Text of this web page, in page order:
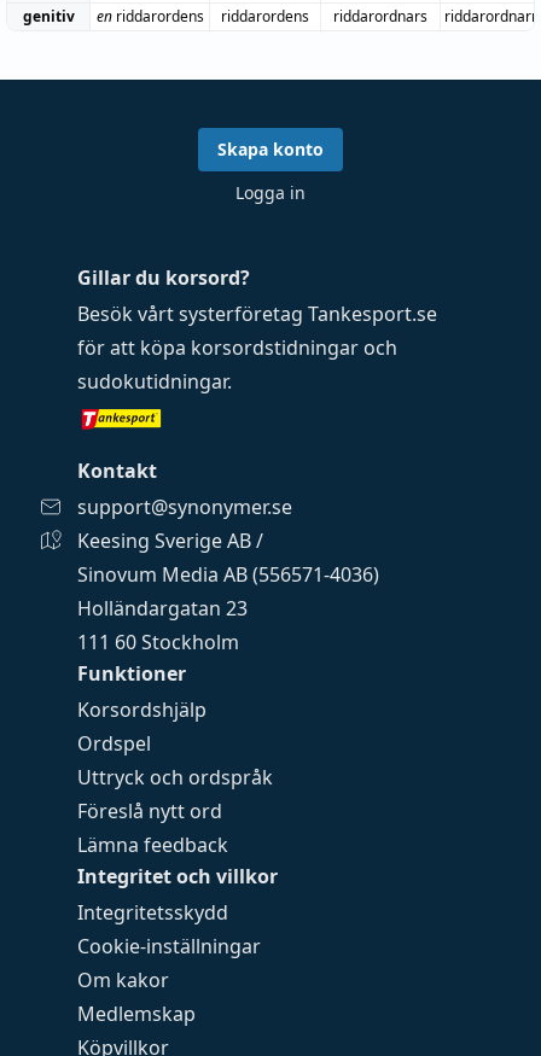
genitiv
enriddarordens riddarordens riddarordnars
Funktioner
Korsordshjälp
Ordspel
Uttryck och ordspråk
Föreslå nytt ord
Lämna feedback
Integritet och villkor
Integritetsskydd
Cookie-inställningar
Om kakor
Medlemskap
Köpvillkor
Gillar du korsord?
Besök vårt systerföretag Tankesport.se
för att köpa korsordstidningar och
sudokutidningar.
Kontakt
support@synonymer.se
Keesing Sverige AB /
Sinovum Media AB (556571-4036)
Holländargatan 23
111 60 Stockholm
Skapa konto
Logga in